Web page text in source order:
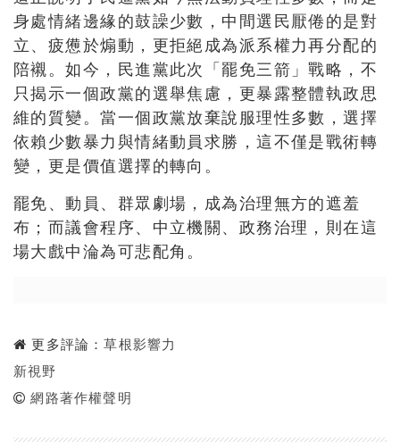
身處情緒邊緣的鼓譟少數，中間選民厭倦的是對
立、疲憊於煽動，更拒絕成為派系權力再分配的
陪襯。如今，民進黨此次「罷免三箭」戰略，不
只揭示一個政黨的選舉焦慮，更暴露整體執政思
維的質變。當一個政黨放棄說服理性多數，選擇
依賴少數暴力與情緒動員求勝，這不僅是戰術轉
變，更是價值選擇的轉向。
罷免、動員、群眾劇場，成為治理無方的遮羞
布；而議會程序、中立機關、政務治理，則在這
場大戲中淪為可悲配角。
更多評論：草根影響力
新視野
網路著作權聲明